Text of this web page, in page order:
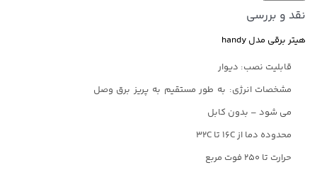
نقد و بررسی
هیتر برقی مدل handy
قابلیت نصب: دیوار
مشخصات انرژی: به طور مستقیم به پریز برق وصل
می شود – بدون کابل
محدوده دما از ۱۶C تا ۳۲C
حرارت تا ۲۵۰ فوت مربع